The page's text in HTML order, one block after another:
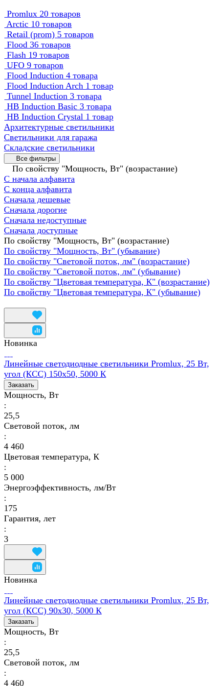
Promlux 20 товаров
Arctic 10 товаров
Retail (prom) 5 товаров
Flood 36 товаров
Flash 19 товаров
UFO 9 товаров
Flood Induction 4 товара
Flood Induction Arch 1 товар
Tunnel Induction 3 товара
HB Induction Basic 3 товара
HB Induction Crystal 1 товар
Архитектурные светильники
Светильники для гаража
Складские светильники
Все фильтры
По свойству "Мощность, Вт" (возрастание)
С начала алфавита
С конца алфавита
Сначала дешевые
Сначала дорогие
Сначала недоступные
Сначала доступные
По свойству "Мощность, Вт" (возрастание)
По свойству "Мощность, Вт" (убывание)
По свойству "Световой поток, лм" (возрастание)
По свойству "Световой поток, лм" (убывание)
По свойству "Цветовая температура, К" (возрастание)
По свойству "Цветовая температура, К" (убывание)
Новинка
Линейные светодиодные светильники Promlux, 25 Вт,
угол (КСС) 150х50, 5000 К
Заказать
Мощность, Вт
:
25,5
Световой поток, лм
:
4 460
Цветовая температура, К
:
5 000
Энергоэффективность, лм/Вт
:
175
Гарантия, лет
:
3
Новинка
Линейные светодиодные светильники Promlux, 25 Вт,
угол (КСС) 90х30, 5000 К
Заказать
Мощность, Вт
:
25,5
Световой поток, лм
:
4 460